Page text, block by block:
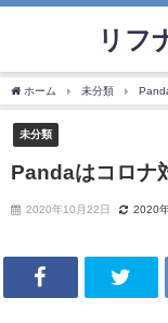
リフ
ホーム 未分類
未分類
Pandaはコロナ
2020年10月22日 2020